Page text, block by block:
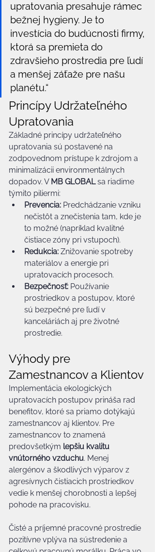
upratovania presahuje rámec
bežnej hygieny. Je to
investícia do budúcnosti firmy,
ktorá sa premieta do
zdravšieho prostredia pre ľudí
a menšej záťaže pre našu
planétu.“
Princípy Udržateľného
Upratovania
Základné princípy udržateľného
upratovania sú postavené na
zodpovednom prístupe k zdrojom a
minimalizácii environmentálnych
dopadov. V MB GLOBAL sa riadime
týmito piliermi:
Prevencia: Predchádzanie vzniku
nečistôt a znečistenia tam, kde je
to možné (napríklad kvalitné
čistiace zóny pri vstupoch).
Redukcia: Znižovanie spotreby
materiálov a energie pri
upratovacích procesoch.
Bezpečnosť: Používanie
prostriedkov a postupov, ktoré
sú bezpečné pre ľudí v
kanceláriách aj pre životné
prostredie.
Výhody pre
Zamestnancov a Klientov
Implementácia ekologických
upratovacích postupov prináša rad
benefitov, ktoré sa priamo dotýkajú
zamestnancov aj klientov. Pre
zamestnancov to znamená
predovšetkým lepšiu kvalitu
vnútorného vzduchu. Menej
alergénov a škodlivých výparov z
agresívnych čistiacich prostriedkov
vedie k menšej chorobnosti a lepšej
pohode na pracovisku.
Čisté a príjemné pracovné prostredie
pozitívne vplýva na sústredenie a